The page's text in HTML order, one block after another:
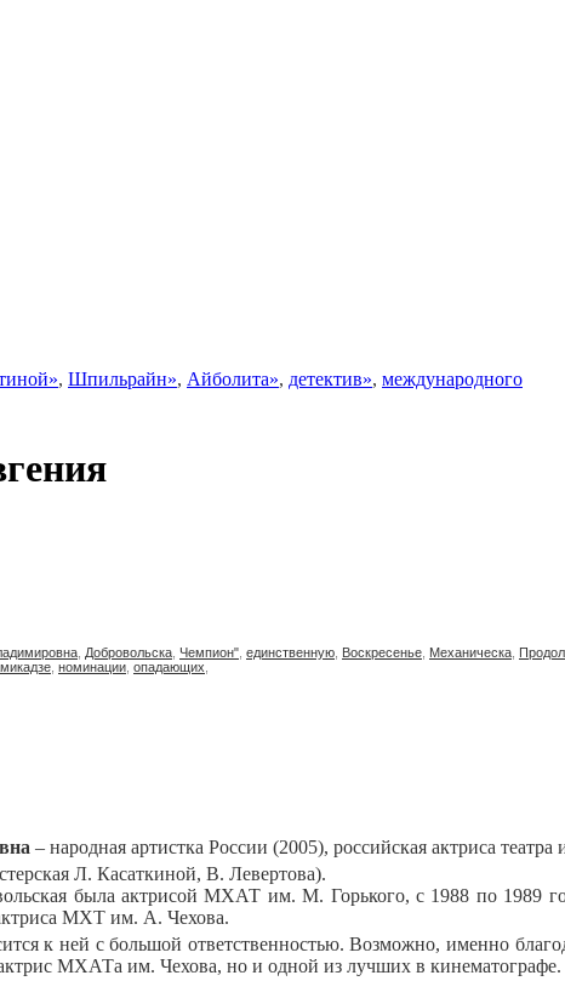
, Шпильрайн», Айболита», детектив», международного
Добровольска Чемпион" единственную Воскресенье Механическа
номинации опадающих
– народная артистка России (2005), российская актриса
Л. Касаткиной, В. Левертова).
была актрисой МХАТ им. М. Горького, с 1988 по 1989
МХТ им. А. Чехова.
к ней с большой ответственностью. Возможно, именно
МХАТа им. Чехова, но и одной из лучших в